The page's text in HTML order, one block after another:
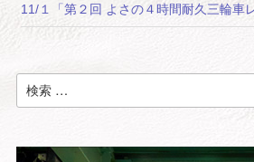
11/１「第２回 よさの４時間耐久三輪車